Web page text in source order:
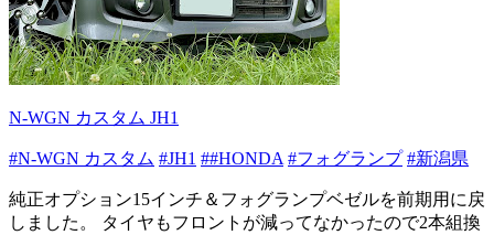
N-WGN カスタム JH1
#N-WGN カスタム #JH1 ##HONDA #フォグランプ #新潟県
純正オプション15インチ＆フォグランプベゼルを前期用に戻
しました。 タイヤもフロントが減ってなかったので2本組換